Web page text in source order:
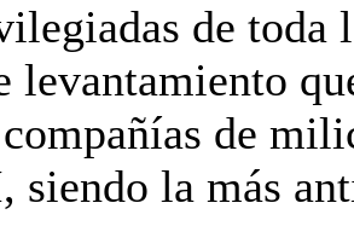
de toda
levantamiento
de
siendo la más